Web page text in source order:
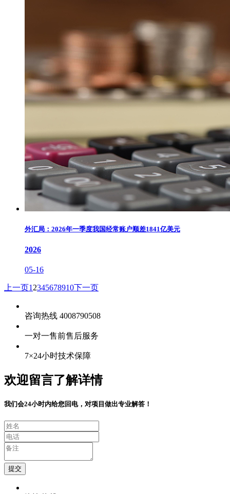
外汇局：2026年一季度我国经常账户顺差1841亿美元
2026
05-16
上一页1 2345678910下一页
咨询热线 4008790508
一对一售前售后服务
7×24小时技术保障
欢迎留言了解详情
我们会24小时内给您回电，对项目做出专业解答！
提交